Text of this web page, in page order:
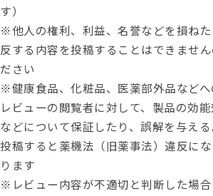
す）
※他人の権利、利益、名誉などを損ね
反する内容を投稿することはできませ
ださい
※健康食品、化粧品、医薬部外品など
レビューの閲覧者に対して、製品の効
などについて保証したり、誤解を与え
投稿すると薬機法（旧薬事法）違反に
ります
※レビュー内容が不適切と判断した場